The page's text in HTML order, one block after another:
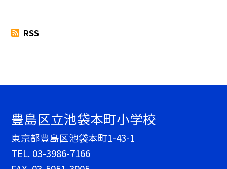
RSS
豊島区立池袋本町小学校
東京都豊島区池袋本町1-43-1
TEL. 03-3986-7166